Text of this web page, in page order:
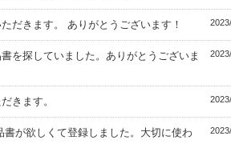
だきます。 ありがとうございます！
を探していました。ありがとうございま
きます。
が欲しくて登録しました。大切に使わ